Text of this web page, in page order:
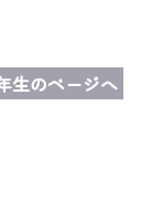
生のページへ